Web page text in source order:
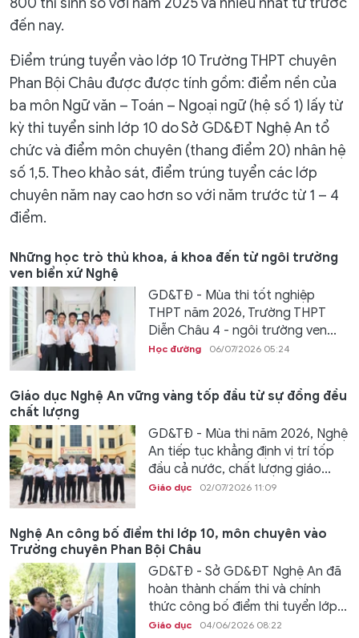
đến nay.
Điểm trúng tuyển vào lớp 10 Trường THPT chuyên
Phan Bội Châu được được tính gồm: điểm nền của
ba môn Ngữ văn – Toán – Ngoại ngữ (hệ số 1) lấy từ
kỳ thi tuyển sinh lớp 10 do Sở GD&ĐT Nghệ An tổ
chức và điểm môn chuyên (thang điểm 20) nhân hệ
số 1,5. Theo khảo sát, điểm trúng tuyển các lớp
chuyên năm nay cao hơn so với năm trước từ 1 – 4
điểm.
Những học trò thủ khoa, á khoa đến từ ngôi trường
ven biển xứ Nghệ
GD&TĐ - Mùa thi tốt nghiệp
THPT năm 2026, Trường THPT
Diễn Châu 4 - ngôi trường ven...
Học đường 06/07/2026 05:24
Giáo dục Nghệ An vững vàng tốp đầu từ sự đồng đều
chất lượng
GD&TĐ - Mùa thi năm 2026, Nghệ
An tiếp tục khẳng định vị trí tốp
đầu cả nước, chất lượng giáo...
Giáo dục 02/07/2026 11:09
Nghệ An công bố điểm thi lớp 10, môn chuyên vào
Trường chuyên Phan Bội Châu
GD&TĐ - Sở GD&ĐT Nghệ An đã
hoàn thành chấm thi và chính
thức công bố điểm thi tuyển lớp...
Giáo dục 04/06/2026 08:22